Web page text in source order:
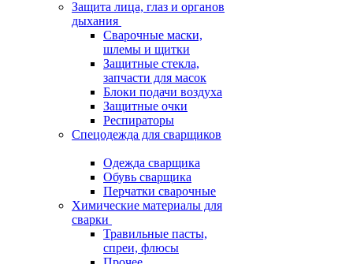
Защита лица, глаз и органов
дыхания
Сварочные маски,
шлемы и щитки
Защитные стекла,
запчасти для масок
Блоки подачи воздуха
Защитные очки
Респираторы
Спецодежда для сварщиков
Одежда сварщика
Обувь сварщика
Перчатки сварочные
Химические материалы для
сварки
Травильные пасты,
спреи, флюсы